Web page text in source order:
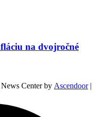
na dvojročné
Center by Ascendoor|